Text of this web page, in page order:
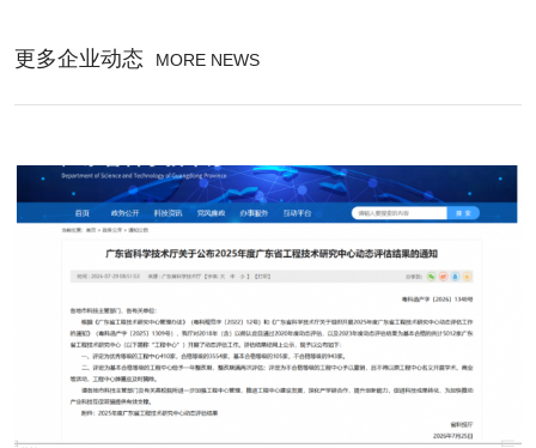
更多企业动态 MORE NEWS